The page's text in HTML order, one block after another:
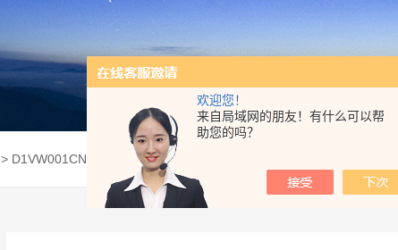
欢迎您！
来自局域网的朋友！有什么可以帮
助您的吗？
> D1VW001CNYPF5美国派克PARKER电磁阀D1VW001CNYPF现货供应